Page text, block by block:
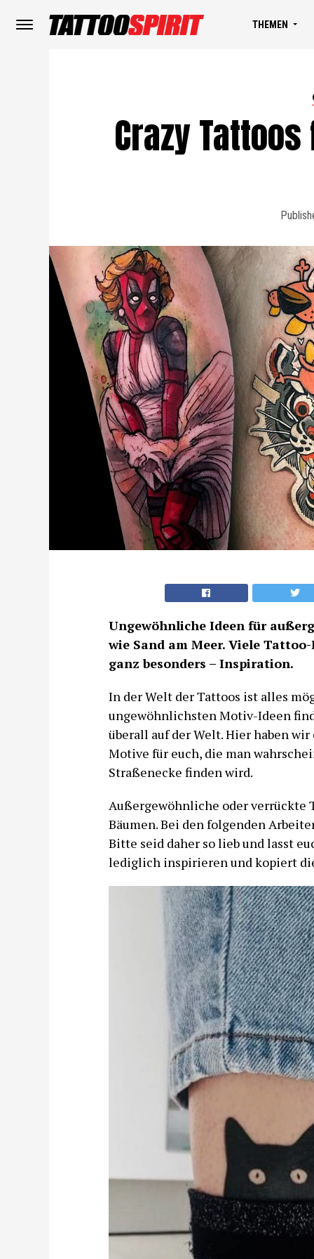
THEMEN
Crazy
Ungewöhnliche Ideen für
wie Sand am Meer. Viele
ganz besonders – Inspiration.
In der Welt der Tattoos ist alles
ungewöhnlichsten Motiv-Ideen
überall auf der Welt. Hier haben
Motive für euch, die man
Straßenecke finden wird.
Außergewöhnliche oder verrückte
Bäumen. Bei den folgenden
Bitte seid daher so lieb und lasst
lediglich inspirieren und kopiert